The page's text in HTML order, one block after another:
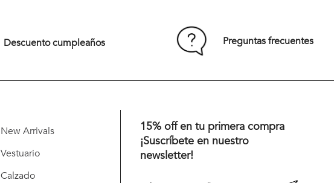
Comprar
Descuento cumpleaños Preguntas frecuentes
New Arrivals
Vestuario
Calzado
15% off en tu primera compra
¡Suscríbete en nuestro
newsletter!